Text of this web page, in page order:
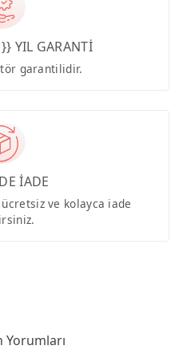
YIL GARANTİ
garantilidir.
İADE
ve kolayca iade
Yorumları